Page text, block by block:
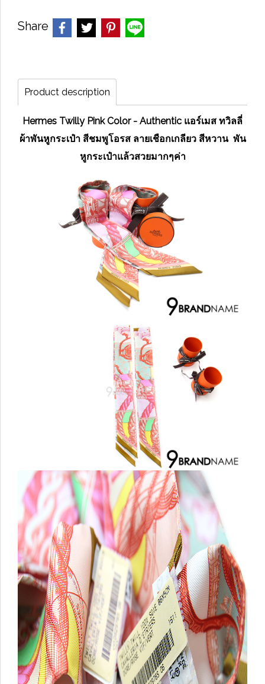
Share
Product description
Hermes Twilly Pink Color - Authentic แอร์เมส ทวิลลี่
ผ้าพันหูกระเป๋า สีชมพูโอรส ลายเชือกเกลียว สีหวาน พัน
หูกระเป๋าแล้วสวยมากๆค่า